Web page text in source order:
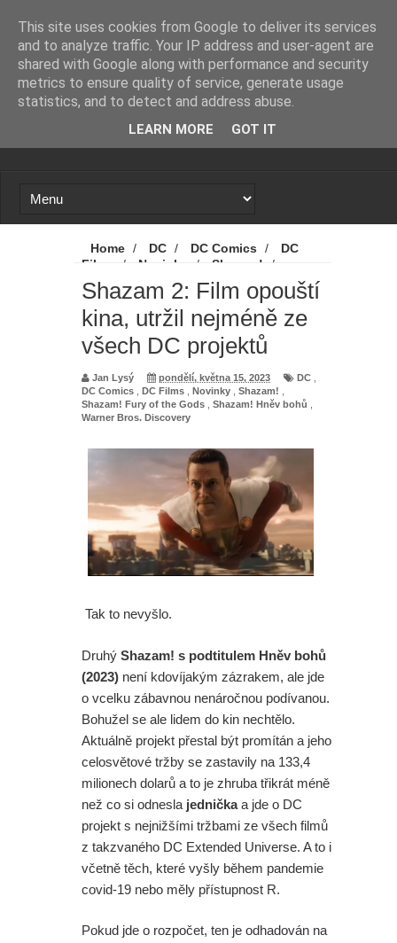
Loading...
Home / DC / DC Comics /
DC
Films
/ Novinky / Shazam!
/
Shazam! Fury of the Gods
Shazam!
Hněv bohů / Warner Bros. Discovery /
Shazam 2: Film opouští kina, utržil
nejméně ze všech DC projektů
Shazam 2: Film opouští
kina, utržil nejméně ze
všech DC projektů
Jan Lysý pondělí, května 15, 2023 DC
DC Comics
DC Films Novinky Shazam!
Shazam! Fury of the Gods
Shazam! Hněv bohů
Warner Bros. Discovery
Tak to nevyšlo.
Druhý Shazam! s podtitulem Hněv bohů
(2023) není kdovíjakým zázrakem, ale jde
o vcelku zábavnou nenáročnou podívanou.
Bohužel se ale lidem do kin nechtělo.
Aktuálně projekt přestal být promítán a jeho
celosvětové tržby se zastavily na 133,4
milionech dolarů a to je zhruba třikrát méně
než co si odnesla jedničkaa jde o DC
projekt s nejnižšími tržbami ze všech filmů
z takzvaného DC Extended Universe. A to i
včetně těch, které vyšly během pandemie
covid-19 nebo měly přístupnost R.
Pokud jde o rozpočet, ten je odhadován na
This site uses cookies from Google to deliver its services
and to analyze traffic. Your IP address and user-agent are
shared with Google along with performance and security
metrics to ensure quality of service, generate usage
statistics, and to detect and address abuse.
LEARN MORE GOT IT